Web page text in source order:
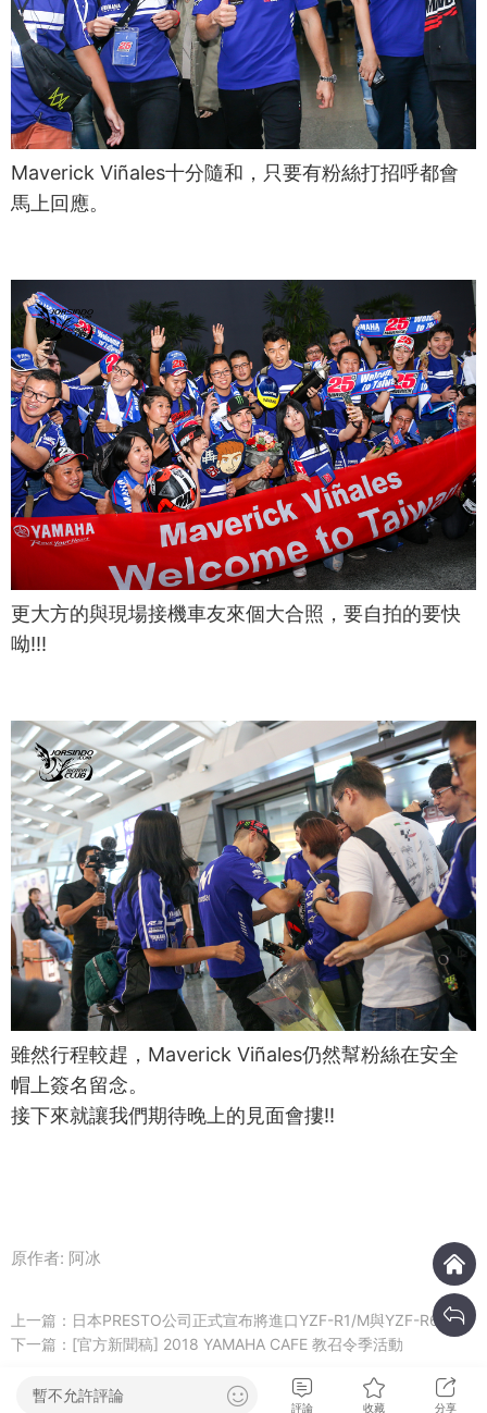
Maverick Viñales十分隨和，只要有粉絲打招呼都會
馬上回應。
更大方的與現場接機車友來個大合照，要自拍的要快
呦!!!
雖然行程較趕，Maverick Viñales仍然幫粉絲在安全
帽上簽名留念。
接下來就讓我們期待晚上的見面會摟!!
原作者: 阿冰
上一篇： 日本PRESTO公司正式宣布將進口YZF-R1/M與YZF-R6
下一篇： [官方新聞稿] 2018 YAMAHA CAFE 教召令季活動
暫不允許評論
評論 收藏 分享